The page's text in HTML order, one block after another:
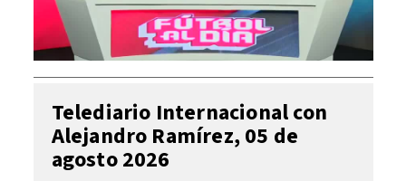
Telediario Internacional con
Alejandro Ramírez, 05 de
agosto 2026